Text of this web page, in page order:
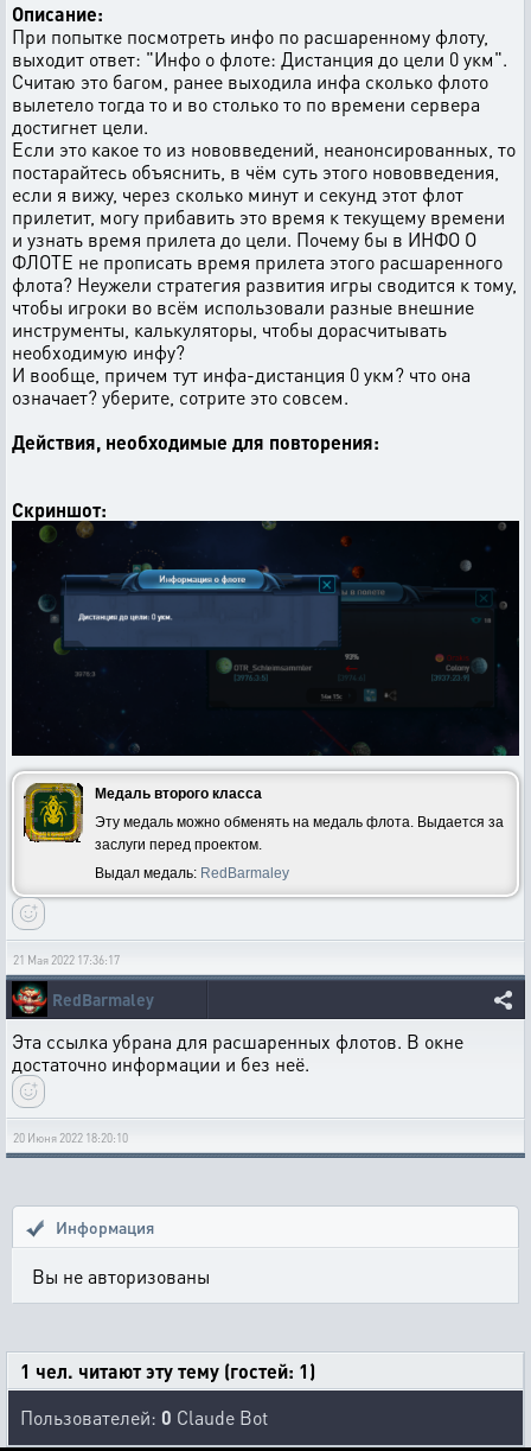
Описание:
При попытке посмотреть инфо по расшаренному флоту,
выходит ответ: "Инфо о флоте: Дистанция до цели 0 укм".
Считаю это багом, ранее выходила инфа сколько флото
вылетело тогда то и во столько то по времени сервера
достигнет цели.
Если это какое то из нововведений, неанонсированных, то
постарайтесь объяснить, в чём суть этого нововведения,
если я вижу, через сколько минут и секунд этот флот
прилетит, могу прибавить это время к текущему времени
и узнать время прилета до цели. Почему бы в ИНФО О
ФЛОТЕ не прописать время прилета этого расшаренного
флота? Неужели стратегия развития игры сводится к тому,
чтобы игроки во всём использовали разные внешние
инструменты, калькуляторы, чтобы дорасчитывать
необходимую инфу?
И вообще, причем тут инфа-дистанция 0 укм? что она
означает? уберите, сотрите это совсем.
Действия, необходимые для повторения:
Скриншот:
Медаль второго класса
Эту медаль можно обменять на медаль флота. Выдается за
заслуги перед проектом.
Выдал медаль: RedBarmaley
21 Мая 2022 17:36:17
RedBarmaley
Эта ссылка убрана для расшаренных флотов. В окне
достаточно информации и без неё.
20 Июня 2022 18:20:10
Информация
Вы не авторизованы
1 чел. читают эту тему (гостей: 1)
Пользователей: 0 Claude Bot